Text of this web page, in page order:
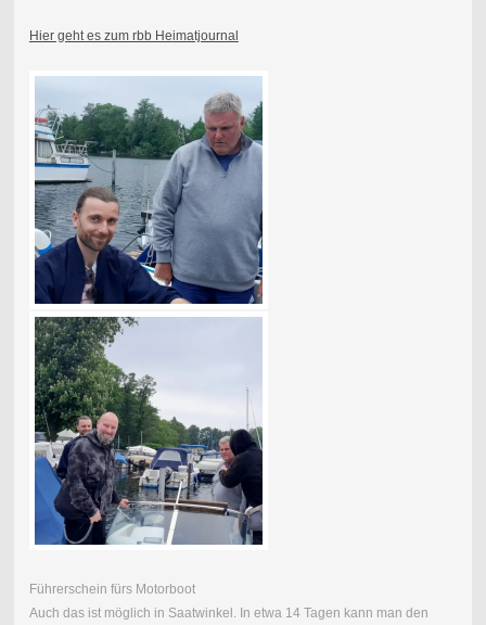
Hier geht es zum rbb Heimatjournal
Führerschein fürs Motorboot
Auch das ist möglich in Saatwinkel. In etwa 14 Tagen kann man den